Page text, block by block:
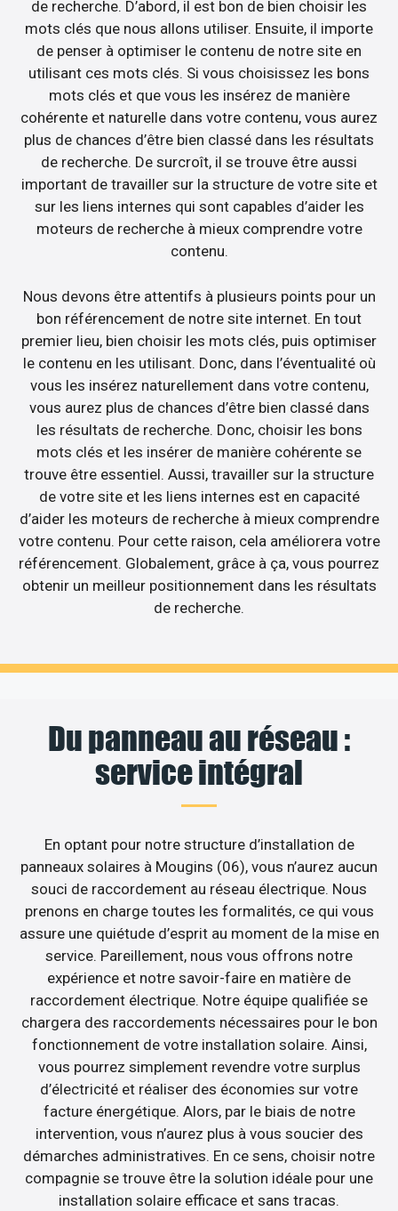
de recherche. D’abord, il est bon de bien choisir les
mots clés que nous allons utiliser. Ensuite, il importe
de penser à optimiser le contenu de notre site en
utilisant ces mots clés. Si vous choisissez les bons
mots clés et que vous les insérez de manière
cohérente et naturelle dans votre contenu, vous aurez
plus de chances d’être bien classé dans les résultats
de recherche. De surcroît, il se trouve être aussi
important de travailler sur la structure de votre site et
sur les liens internes qui sont capables d’aider les
moteurs de recherche à mieux comprendre votre
contenu.
Nous devons être attentifs à plusieurs points pour un
bon référencement de notre site internet. En tout
premier lieu, bien choisir les mots clés, puis optimiser
le contenu en les utilisant. Donc, dans l’éventualité où
vous les insérez naturellement dans votre contenu,
vous aurez plus de chances d’être bien classé dans
les résultats de recherche. Donc, choisir les bons
mots clés et les insérer de manière cohérente se
trouve être essentiel. Aussi, travailler sur la structure
de votre site et les liens internes est en capacité
d’aider les moteurs de recherche à mieux comprendre
votre contenu. Pour cette raison, cela améliorera votre
référencement. Globalement, grâce à ça, vous pourrez
obtenir un meilleur positionnement dans les résultats
de recherche.
Du panneau au réseau :
service intégral
En optant pour notre structure d’installation de
panneaux solaires à Mougins (06), vous n’aurez aucun
souci de raccordement au réseau électrique. Nous
prenons en charge toutes les formalités, ce qui vous
assure une quiétude d’esprit au moment de la mise en
service. Pareillement, nous vous offrons notre
expérience et notre savoir-faire en matière de
raccordement électrique. Notre équipe qualifiée se
chargera des raccordements nécessaires pour le bon
fonctionnement de votre installation solaire. Ainsi,
vous pourrez simplement revendre votre surplus
d’électricité et réaliser des économies sur votre
facture énergétique. Alors, par le biais de notre
intervention, vous n’aurez plus à vous soucier des
démarches administratives. En ce sens, choisir notre
compagnie se trouve être la solution idéale pour une
installation solaire efficace et sans tracas.